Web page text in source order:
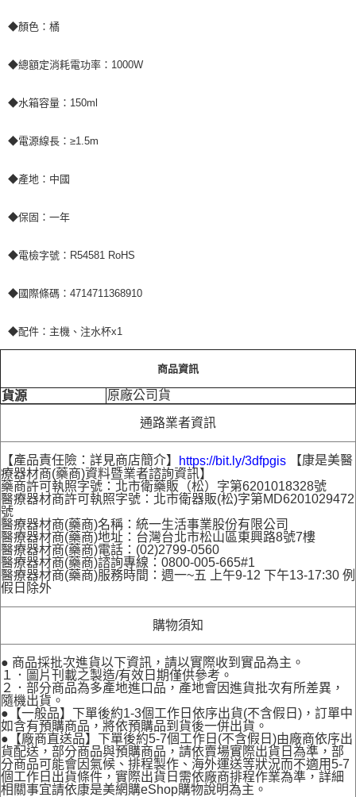
◆顏色：橘
◆總額定消耗電功率：1000W
◆水箱容量：150ml
◆電源線長：≥1.5m
◆產地：中國
◆保固：一年
◆電檢字號：R54581 RoHS
◆國際條碼：4714711368910
◆配件：主機、注水杯x1
商品資訊
貨源 原廠公司貨
通路業者資訊
【產品責任險：詳見商店簡介】 https://bit.ly/3dfpgis 【康是美醫
療器材商(藥商)資料暨業者諮詢資訊】
藥商許可執照字號：北市衛藥販（松）字第6201018328號
醫療器材商許可執照字號：北市衛器販(松)字第MD6201029472
號
醫療器材商(藥商)名稱：統一生活事業股份有限公司
醫療器材商(藥商)地址：台灣台北市松山區東興路8號7樓
醫療器材商(藥商)電話：(02)2799-0560
醫療器材商(藥商)諮詢專線：0800-005-665#1
醫療器材商(藥商)服務時間：週一~五 上午9-12 下午13-17:30 例
假日除外
購物須知
● 商品採批次進貨以下資訊，請以實際收到實品為主。
１．圖片刊載之製造/有效日期僅供參考。
２．部分商品為多產地進口品，產地會因進貨批次有所差異，
隨機出貨。
●【一般品】下單後約1-3個工作日依序出貨(不含假日)，訂單中
如含有預購商品，將依預購品到貨後一併出貨。
●【廠商直送品】下單後約5-7個工作日(不含假日)由廠商依序出
貨配送，部分商品與預購商品，請依賣場實際出貨日為準，部
分商品可能會因氣候、排程製作、海外運送等狀況而不適用5-7
個工作日出貨條件，實際出貨日需依廠商排程作業為準，詳細
相關事宜請依康是美網購eShop購物說明為主。